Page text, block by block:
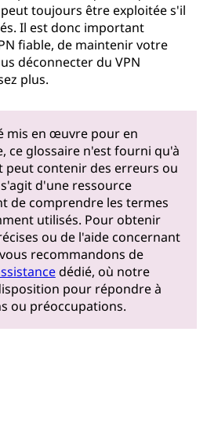
toujours être exploitée s'il
Il est donc important
fiable, de maintenir votre
déconnecter du VPN
plus.
mis en œuvre pour en
ce glossaire n'est fourni qu'à
peut contenir des erreurs ou
d'une ressource
de comprendre les termes
utilisés. Pour obtenir
ou de l'aide concernant
recommandons de
dédié, où notre
pour répondre à
ou préoccupations.